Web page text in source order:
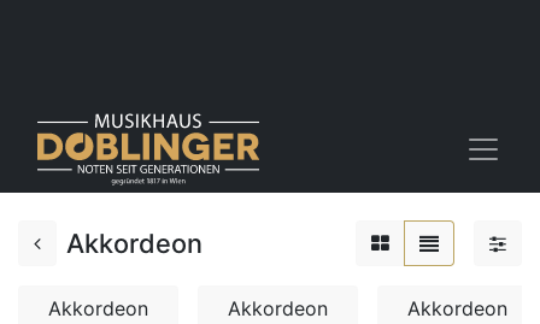
Akkordeon
Akkordeon
Akkordeon
Akkordeon